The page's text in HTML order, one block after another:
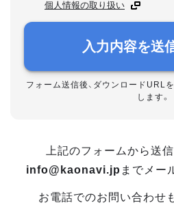
個人情報の取り扱い
入力内容を送
フォーム送信後、ダウンロードURL
します。
上記のフォームから送
info@kaonavi.jp までメー
お電話でのお問い合わせ